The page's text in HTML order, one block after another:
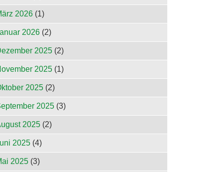
2026 (1)
2026 (2)
2025 (2)
2025 (1)
2025 (2)
2025 (3)
2025 (2)
2025 (4)
2025 (3)